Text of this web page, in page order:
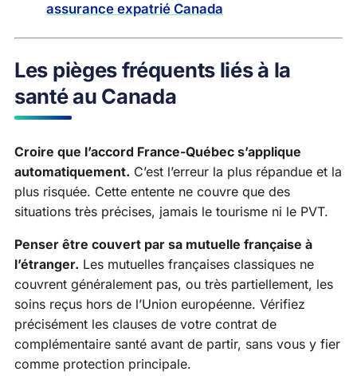
assurance expatrié Canada
Les pièges fréquents liés à la
santé au Canada
Croire que l’accord France-Québec s’applique
automatiquement. C’est l’erreur la plus répandue et la
plus risquée. Cette entente ne couvre que des
situations très précises, jamais le tourisme ni le PVT.
Penser être couvert par sa mutuelle française à
l’étranger. Les mutuelles françaises classiques ne
couvrent généralement pas, ou très partiellement, les
soins reçus hors de l’Union européenne. Vérifiez
précisément les clauses de votre contrat de
complémentaire santé avant de partir, sans vous y fier
comme protection principale.